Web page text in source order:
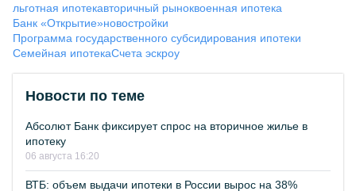
льготная ипотекавторичный рыноквоенная ипотека
Банк «Открытие»новостройки
Программа государственного субсидирования ипотеки
Семейная ипотекаСчета эскроу
Новости по теме
Абсолют Банк фиксирует спрос на вторичное жилье в
ипотеку
06 августа 16:20
ВТБ: объем выдачи ипотеки в России вырос на 38%